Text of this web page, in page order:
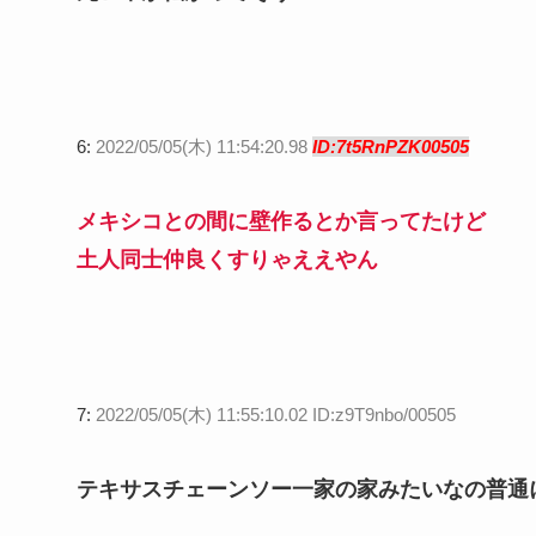
6: 2022/05/05(木) 11:54:20.98 ID:7t5RnPZK00505
メキシコとの間に壁作るとか言ってたけど
土人同士仲良くすりゃええやん
7: 2022/05/05(木) 11:55:10.02 ID:z9T9nbo/00505
テキサスチェーンソー一家の家みたいなの普通